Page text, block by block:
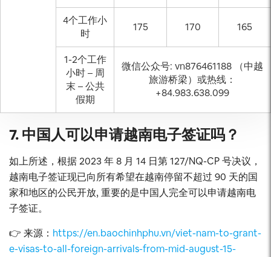
4个工作小
时
175 170 165
1-2个工作
小时 – 周
末 – 公共
假期
微信公众号: vn876461188 （中越
旅游桥梁）或热线：
+84.983.638.099
7. 中国人可以申请越南电子签证吗？
如上所述，根据 2023 年 8 月 14 日第 127/NQ-CP 号决议，
越南电子签证现已向所有希望在越南停留不超过 90 天的国
家和地区的公民开放, 重要的是中国人完全可以申请越南电
子签证。
👉 来源： https://en.baochinhphu.vn/viet-nam-to-grant-
e-visas-to-all-foreign-arrivals-from-mid-august-15-